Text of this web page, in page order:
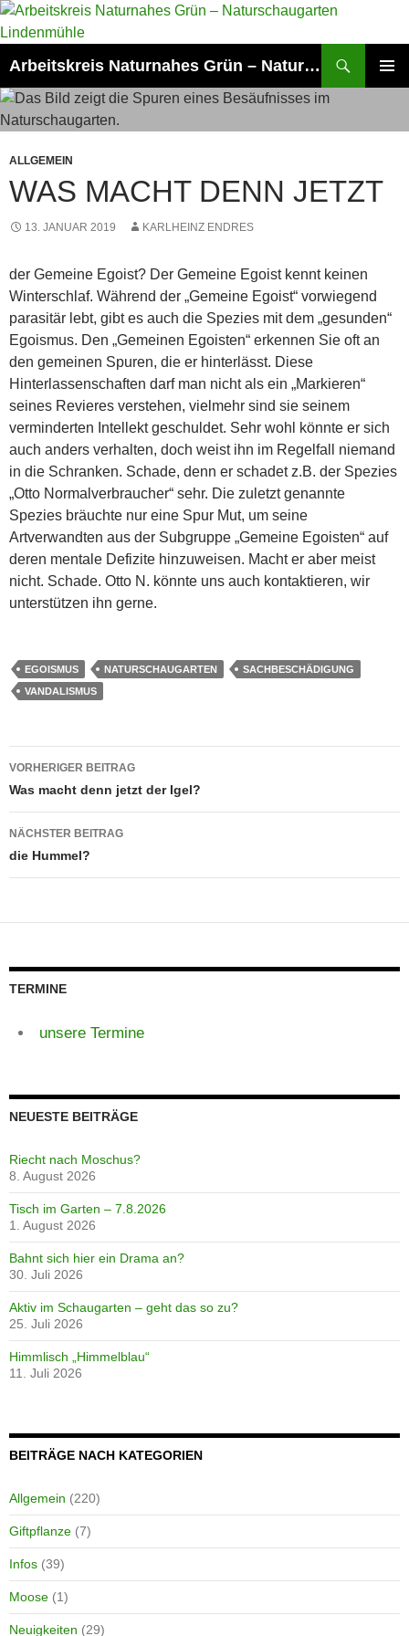
Zum
Inhalt
Arbeitskreis Naturnahes Grün – Naturschaugarten Lindenmühle
ALLGEMEIN
WAS MACHT DENN JETZT
13. JANUAR 2019 KARLHEINZ ENDRES
der Gemeine Egoist? Der Gemeine Egoist kennt keinen
Winterschlaf. Während der „Gemeine Egoist“ vorwiegend
parasitär lebt, gibt es auch die Spezies mit dem „gesunden“
Egoismus. Den „Gemeinen Egoisten“ erkennen Sie oft an
den gemeinen Spuren, die er hinterlässt. Diese
Hinterlassenschaften darf man nicht als ein „Markieren“
seines Revieres verstehen, vielmehr sind sie seinem
verminderten Intellekt geschuldet. Sehr wohl könnte er sich
auch anders verhalten, doch weist ihn im Regelfall niemand
in die Schranken. Schade, denn er schadet z.B. der Spezies
„Otto Normalverbraucher“ sehr. Die zuletzt genannte
Spezies bräuchte nur eine Spur Mut, um seine
Artverwandten aus der Subgruppe „Gemeine Egoisten“ auf
deren mentale Defizite hinzuweisen. Macht er aber meist
nicht. Schade. Otto N. könnte uns auch kontaktieren, wir
unterstützen ihn gerne.
EGOISMUS NATURSCHAUGARTEN
SACHBESCHÄDIGUNG
VANDALISMUS
Beitragsnavigation
VORHERIGER BEITRAG
Was macht denn jetzt der Igel?
NÄCHSTER BEITRAG
die Hummel?
TERMINE
unsere Termine
NEUESTE BEITRÄGE
Riecht nach Moschus?
8. August 2026
Tisch im Garten – 7.8.2026
1. August 2026
Bahnt sich hier ein Drama an?
30. Juli 2026
Aktiv im Schaugarten – geht das so zu?
25. Juli 2026
Himmlisch „Himmelblau“
11. Juli 2026
BEITRÄGE NACH KATEGORIEN
Allgemein (220)
Giftpflanze (7)
Infos (39)
Moose (1)
Neuigkeiten (29)